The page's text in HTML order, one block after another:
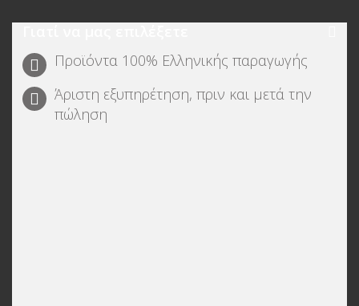
Προϊόντα 100% Ελληνικής παραγωγής
Άριστη εξυπηρέτηση, πριν και μετά την
πώληση